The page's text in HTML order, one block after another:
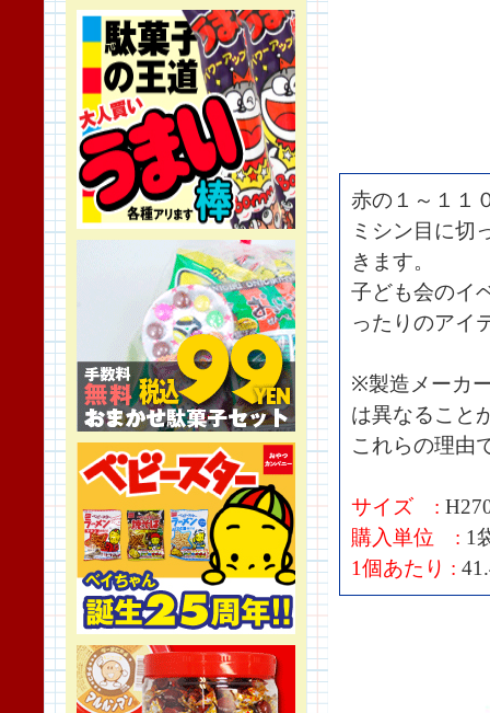
赤の１～１１
ミシン目に切
きます。
子ども会のイ
ったりのアイ
※製造メーカ
は異なること
これらの理由
サイズ :
購入単位 : 1
1個あたり :